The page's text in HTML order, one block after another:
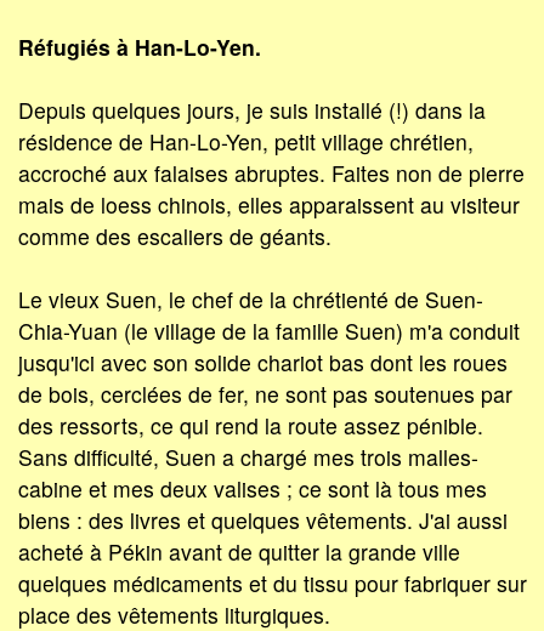
Réfugiés à Han-Lo-Yen.
Depuis quelques jours, je suis installé (!) dans la
résidence de Han-Lo-Yen, petit village chrétien,
accroché aux falaises abruptes. Faites non de pierre
mais de loess chinois, elles apparaissent au visiteur
comme des escaliers de géants.
Le vieux Suen, le chef de la chrétienté de Suen-
Chia-Yuan (le village de la famille Suen) m'a conduit
jusqu'ici avec son solide chariot bas dont les roues
de bois, cerclées de fer, ne sont pas soutenues par
des ressorts, ce qui rend la route assez pénible.
Sans difficulté, Suen a chargé mes trois malles-
cabine et mes deux valises ; ce sont là tous mes
biens : des livres et quelques vêtements. J'ai aussi
acheté à Pékin avant de quitter la grande ville
quelques médicaments et du tissu pour fabriquer sur
place des vêtements liturgiques.